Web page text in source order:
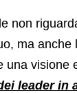
non
ma anche
una visione
leader in